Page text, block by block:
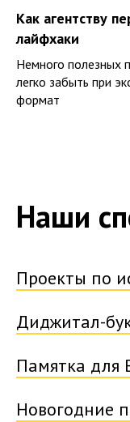
Как агентству
лайфхаки
Немного полезных
легко забыть при
формат
Наши
Проекты по
Диджитал-
Памятка для
Новогодние